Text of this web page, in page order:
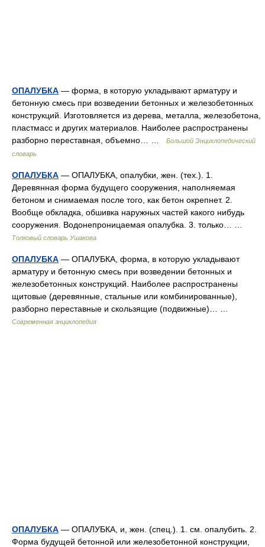
ОПАЛУБКА — форма, в которую укладывают арматуру и
бетонную смесь при возведении бетонных и железобетонных
конструкций. Изготовляется из дерева, металла, железобетона,
пластмасс и других материалов. Наиболее распространены
разборно переставная, объемно… …
Большой Энциклопедический
словарь
ОПАЛУБКА — ОПАЛУБКА, опалубки, жен. (тех.). 1.
Деревянная форма будущего сооружения, наполняемая
бетоном и снимаемая после того, как бетон окрепнет. 2.
Вообще обкладка, обшивка наружных частей какого нибудь
сооружения. Водонепроницаемая опалубка. 3. только… …
Толковый словарь Ушакова
ОПАЛУБКА — ОПАЛУБКА, форма, в которую укладывают
арматуру и бетонную смесь при возведении бетонных и
железобетонных конструкций. Наиболее распространены
щитовые (деревянные, стальные или комбинированные),
разборно переставные и скользящие (подвижные)… …
Современная энциклопедия
ОПАЛУБКА — ОПАЛУБКА, и, жен. (спец.). 1. см. опалубить. 2.
Форма будущей бетонной или железобетонной конструкции,